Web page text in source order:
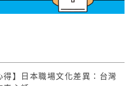
得】日本職場文化差異：台灣